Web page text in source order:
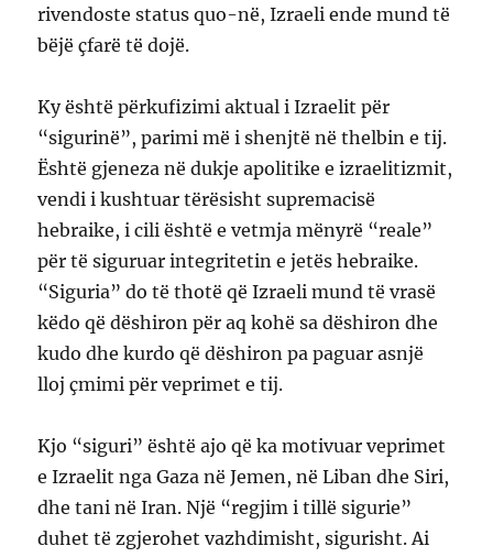
rivendoste status quo-në, Izraeli ende mund të
bëjë çfarë të dojë.
Ky është përkufizimi aktual i Izraelit për
“sigurinë”, parimi më i shenjtë në thelbin e tij.
Është gjeneza në dukje apolitike e izraelitizmit,
vendi i kushtuar tërësisht supremacisë
hebraike, i cili është e vetmja mënyrë “reale”
për të siguruar integritetin e jetës hebraike.
“Siguria” do të thotë që Izraeli mund të vrasë
këdo që dëshiron për aq kohë sa dëshiron dhe
kudo dhe kurdo që dëshiron pa paguar asnjë
lloj çmimi për veprimet e tij.
Kjo “siguri” është ajo që ka motivuar veprimet
e Izraelit nga Gaza në Jemen, në Liban dhe Siri,
dhe tani në Iran. Një “regjim i tillë sigurie”
duhet të zgjerohet vazhdimisht, sigurisht. Ai